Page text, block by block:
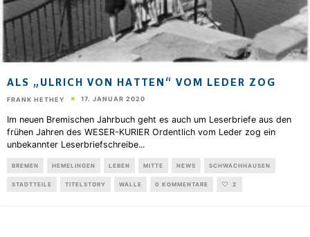
ALS „ULRICH VON HATTEN“ VOM LEDER ZOG
FRANK HETHEY 17. JANUAR 2020
Im neuen Bremischen Jahrbuch geht es auch um Leserbriefe aus den
frühen Jahren des WESER-KURIER Ordentlich vom Leder zog ein
unbekannter Leserbriefschreibe...
BREMEN HEMELINGEN LEBEN MITTE NEWS SCHWACHHAUSEN
STADTTEILE TITELSTORY WALLE 0 KOMMENTARE 2